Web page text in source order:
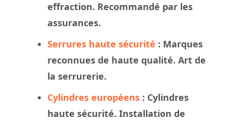
effraction. Recommandé par les
assurances.
Serrures haute sécurité : Marques
reconnues de haute qualité. Art de
la serrurerie.
Cylindres européens : Cylindres
haute sécurité. Installation de